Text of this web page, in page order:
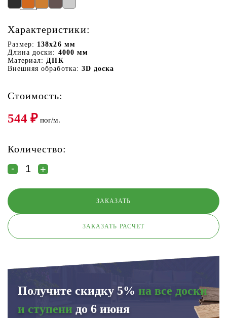
Характеристики:
Размер: 138x26 мм
Длина доски: 4000 мм
Материал: ДПК
Внешняя обработка: 3D доска
Стоимость:
544 ₽ пог/м.
Количество:
ЗАКАЗАТЬ РАСЧЕТ
Получите скидку 5% на все доски
и ступени до 6 июня